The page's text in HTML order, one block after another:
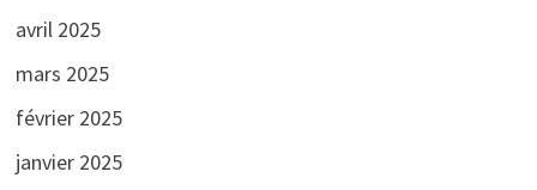
avril 2025
mars 2025
février 2025
janvier 2025